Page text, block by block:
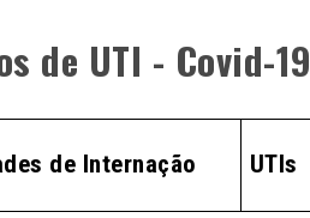
de UTI - Covid-19
de Internação UTIs